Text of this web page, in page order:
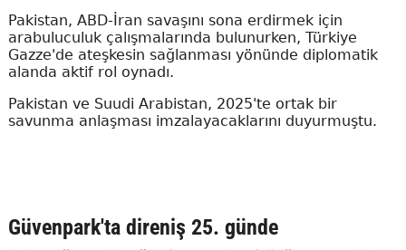
Pakistan, ABD-İran savaşını sona erdirmek için
arabuluculuk çalışmalarında bulunurken, Türkiye
Gazze'de ateşkesin sağlanması yönünde diplomatik
alanda aktif rol oynadı.
Pakistan ve Suudi Arabistan, 2025'te ortak bir
savunma anlaşması imzalayacaklarını duyurmuştu.
Güvenpark'ta direniş 25. günde